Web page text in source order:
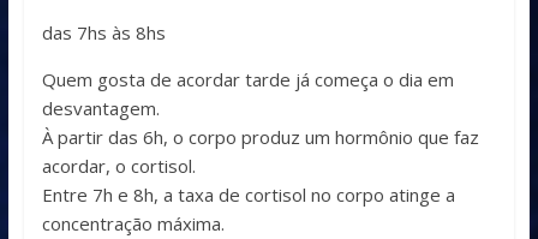
das 7hs às 8hs
Quem gosta de acordar tarde já começa o dia em
desvantagem.
À partir das 6h, o corpo produz um hormônio que faz
acordar, o cortisol.
Entre 7h e 8h, a taxa de cortisol no corpo atinge a
concentração máxima.